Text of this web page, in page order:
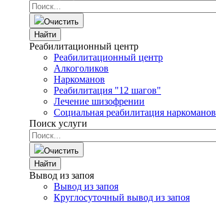
Очистить
Найти
Реабилитационный центр
Реабилитационный центр
Алкоголиков
Наркоманов
Реабилитация "12 шагов"
Лечение шизофрении
Социальная реабилитация наркоманов
Поиск услуги
Очистить
Найти
Вывод из запоя
Вывод из запоя
Круглосуточный вывод из запоя